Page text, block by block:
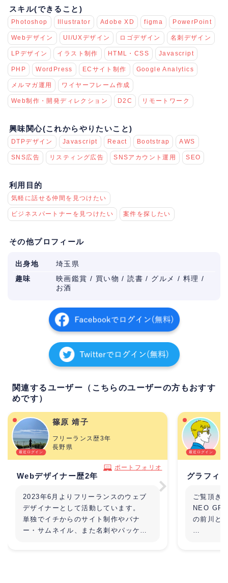
スキル(できること)
Photoshop Illustrator Adobe XD figma PowerPoint
Webデザイン UI/UXデザイン ロゴデザイン 名刺デザイン
LPデザイン イラスト制作 HTML・CSS Javascript
PHP WordPress ECサイト制作 Google Analytics
メルマガ運用 ワイヤーフレーム作成
Web制作・開発ディレクション D2C リモートワーク
興味関心(これからやりたいこと)
DTPデザイン Javascript React Bootstrap AWS
SNS広告 リスティング広告 SNSアカウント運用 SEO
利用目的
気軽に話せる仲間を見つけたい
ビジネスパートナーを見つけたい 案件を探したい
その他プロフィール
出身地
埼玉県
趣味
映画鑑賞 / 買い物 / 読書 / グルメ / 料理 /
お酒
関連するユーザー（こちらのユーザーの方もおすす
めです）
篠原 靖子
フリーランス歴3年
長野県
ポートフォリオ
Webデザイナー歴2年
2023年6月よりフリーランスのウェブ
デザイナーとして活動しています。
単独でイチからのサイト制作やバナ
ー・サムネイル、また名刺やパッケー
グラフィ
ご覧頂き
NEO
の前川と